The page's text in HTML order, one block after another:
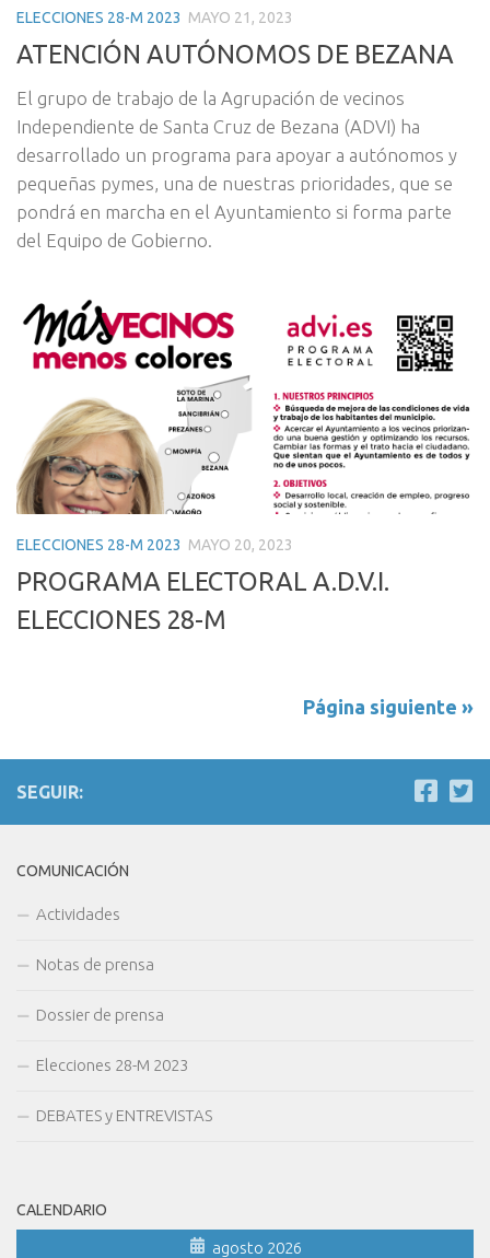
ELECCIONES 28-M 2023 MAYO 21, 2023
ATENCIÓN AUTÓNOMOS DE BEZANA
El grupo de trabajo de la Agrupación de vecinos
Independiente de Santa Cruz de Bezana (ADVI) ha
desarrollado un programa para apoyar a autónomos y
pequeñas pymes, una de nuestras prioridades, que se
pondrá en marcha en el Ayuntamiento si forma parte
del Equipo de Gobierno.
ELECCIONES 28-M 2023 MAYO 20, 2023
PROGRAMA ELECTORAL A.D.V.I.
ELECCIONES 28-M
Página siguiente »
SEGUIR:
COMUNICACIÓN
Actividades
Notas de prensa
Dossier de prensa
Elecciones 28-M 2023
DEBATES y ENTREVISTAS
CALENDARIO
agosto 2026